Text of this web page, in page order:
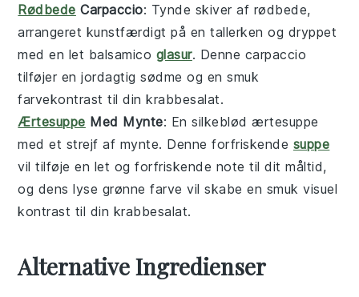
Rødbede Carpaccio: Tynde skiver af rødbede,
arrangeret kunstfærdigt på en tallerken og dryppet
med en let balsamico glasur. Denne carpaccio
tilføjer en jordagtig sødme og en smuk
farvekontrast til dinkrabbesalat.
Ærtesuppe Med Mynte: En silkeblødærtesuppe
med et strejf af mynte. Denne forfriskende suppe
vil tilføje en let og forfriskende note til dit måltid,
og dens lyse grønne farve vil skabe en smuk visuel
kontrast til din krabbesalat.
Alternative Ingredienser